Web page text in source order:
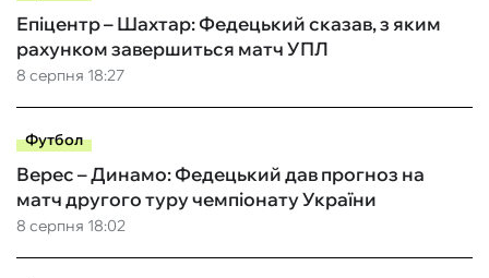
8 серпня 18:27
Епіцентр – Шахтар: Федецький сказав, з яким
рахунком завершиться матч УПЛ
Футбол
8 серпня 18:02
Верес – Динамо: Федецький дав прогноз на
матч другого туру чемпіонату України